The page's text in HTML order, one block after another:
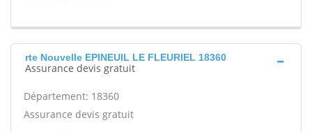
rte Nouvelle EPINEUIL LE FLEURIEL 18360
Assurance devis gratuit
Département: 18360
Assurance devis gratuit